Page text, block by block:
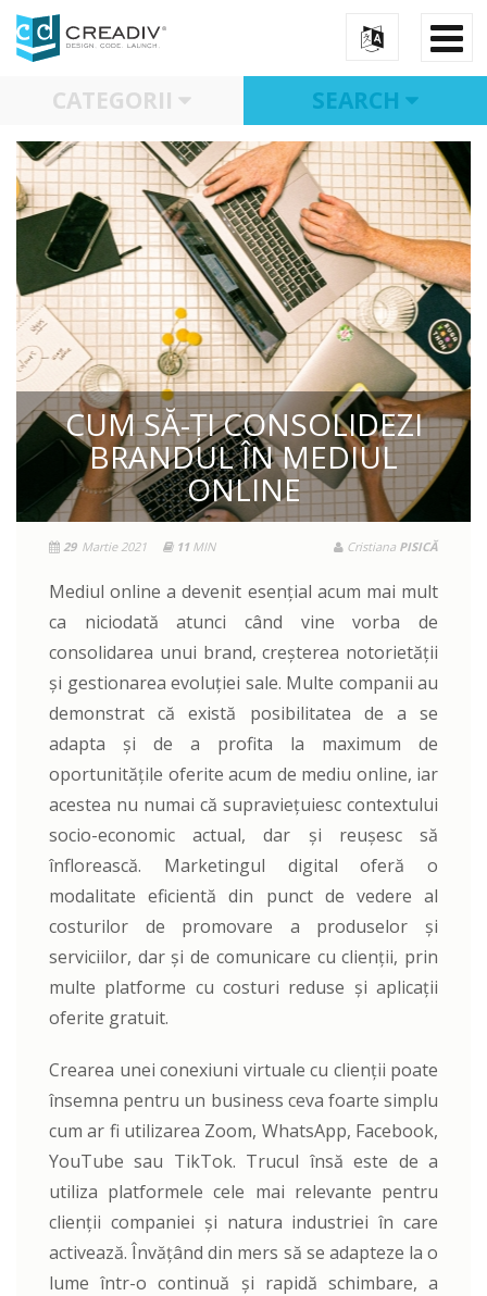
CATEGORII SEARCH
CUM SĂ-ȚI CONSOLIDEZI
BRANDUL ÎN MEDIUL
ONLINE
29 Martie 2021 11 MIN Cristiana PISICĂ
Mediul online a devenit esențial acum mai mult
ca niciodată atunci când vine vorba de
consolidarea unui brand, creșterea notorietății
și gestionarea evoluției sale. Multe companii au
demonstrat că există posibilitatea de a se
adapta și de a profita la maximum de
oportunitățile oferite acum de mediu online, iar
acestea nu numai că supraviețuiesc contextului
socio-economic actual, dar și reușesc să
înflorească. Marketingul digital oferă o
modalitate eficientă din punct de vedere al
costurilor de promovare a produselor și
serviciilor, dar și de comunicare cu clienții, prin
multe platforme cu costuri reduse și aplicații
oferite gratuit.
Crearea unei conexiuni virtuale cu clienții poate
însemna pentru un business ceva foarte simplu
cum ar fi utilizarea Zoom, WhatsApp, Facebook,
YouTube sau TikTok. Trucul însă este de a
utiliza platformele cele mai relevante pentru
clienții companiei și natura industriei în care
activează. Învățând din mers să se adapteze la o
lume într-o continuă și rapidă schimbare, a